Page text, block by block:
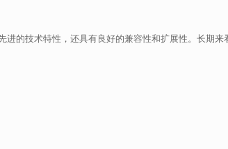
的技术特性，还具有良好的兼容性和扩展性。长期